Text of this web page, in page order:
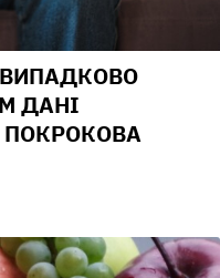
ДАНІ
ПОКРОКОВА